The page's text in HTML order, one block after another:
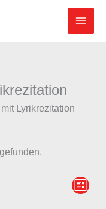
Lyrikrezitation
LISTE